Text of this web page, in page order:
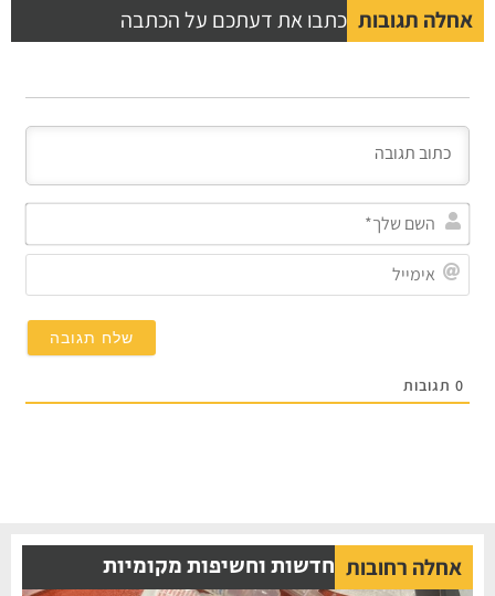
תגובות כתבו את דעתכם על הכתבה
תגובות
אחלה רחובות חדשות וחשיפות מקומיות